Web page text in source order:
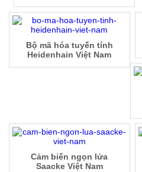
Bộ mã hóa tuyến tính
Heidenhain Việt Nam
Cảm biến ngọn lửa
Saacke Việt Nam